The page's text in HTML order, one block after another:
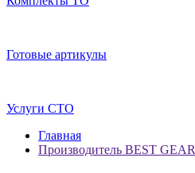
Готовые артикулы
Услуги СТО
Главная
Производитель BEST GEAR